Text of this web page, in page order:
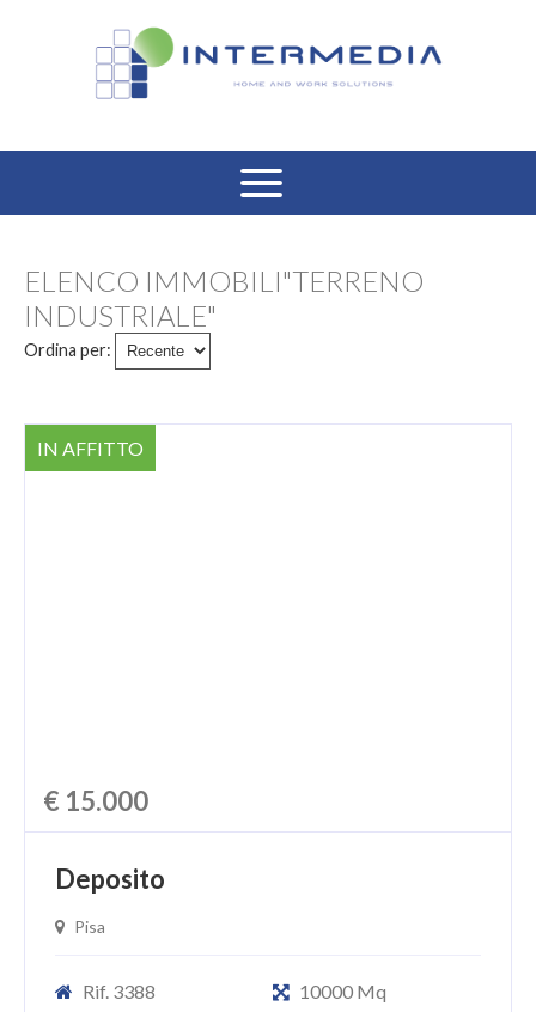
VENDITA RESIDENZIALE
AFFITTO RESIDENZIALE
VENDITA COMMERCIALE
AFFITTO COMMERCIALE
ELENCO IMMOBILI"TERRENO
INDUSTRIALE"
Ordina per:
IN AFFITTO
€ 15.000
Deposito
Pisa
Rif. 3388
10000 Mq